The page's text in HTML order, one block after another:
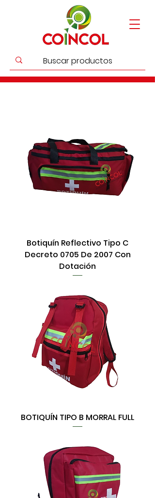
Botiquín Reflectivo Tipo C
Decreto 0705 De 2007 Con
Dotación
BOTIQUÍN TIPO B MORRAL FULL